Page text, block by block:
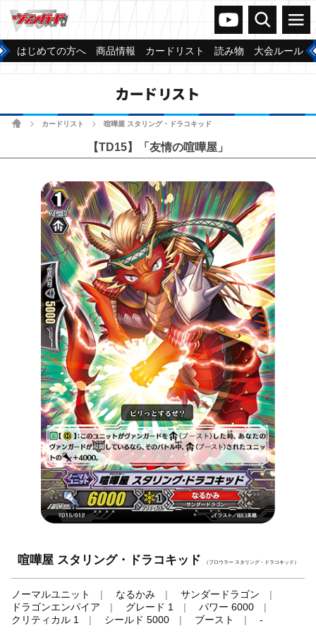
ヴァンガードch
検索 メニュー
はじめての方へ 商品情報 カードリスト 読み物 大会ルール
カードリスト
ホームカードリスト 喧嘩屋 スタリング・ドラコキッド
【TD15】「友情の喧嘩屋」
喧嘩屋 スタリング・ドラコキッド （ブロウラー スタリング・ドラコキッド）
ノーマルユニット なるかみ
サンダードラゴン
ドラゴンエンパイア
グレード 1
パワー 6000
クリティカル 1
シールド 5000 ブースト -